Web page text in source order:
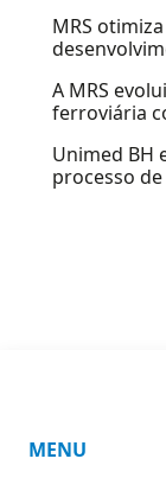
MRS
A MRS
ferroviária
Unimed BH
processo
MENU